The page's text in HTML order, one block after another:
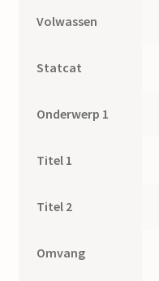
Volwassen
Statcat
Onderwerp 1
Titel 1
Titel 2
Omvang